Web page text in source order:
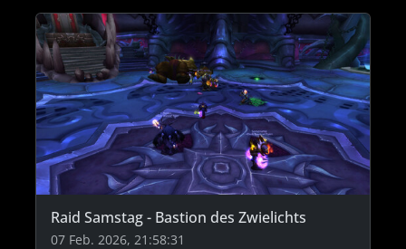
Raid Samstag - Bastion des Zwielichts
07 Feb. 2026, 21:58:31